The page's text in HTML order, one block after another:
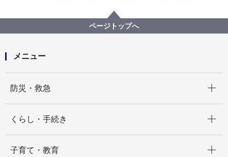
【終了】港湾局管内路面下空洞調査業務委託（７－
１）
ページトップへ
メニュー
防災・救急
くらし・手続き
子育て・教育